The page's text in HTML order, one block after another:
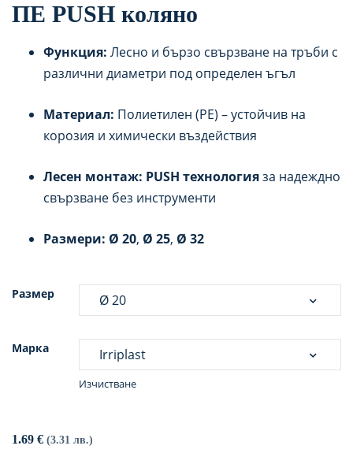
ПЕ PUSH коляно
Функция: Лесно и бързо свързване на тръби с
различни диаметри под определен ъгъл
Материал: Полиетилен (PE) – устойчив на
корозия и химически въздействия
Лесен монтаж: PUSH технологияза надеждно
свързване без инструменти
Размери: Ø 20, Ø 25, Ø 32
Размер
Марка
Изчистване
1.69 € (3.31 лв.)